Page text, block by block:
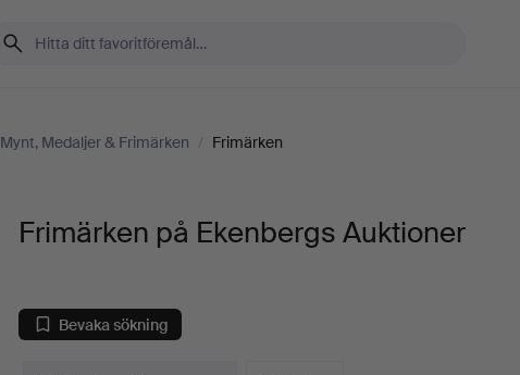
Mynt, Medaljer & Frimärken / Frimärken
Frimärken på Ekenbergs Auktioner
Bevaka sökning